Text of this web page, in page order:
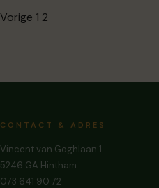
Berichten
Vorige 1 2
CONTACT & ADRES
Vincent van Goghlaan 1
5246 GA Hintham
073 641 90 72